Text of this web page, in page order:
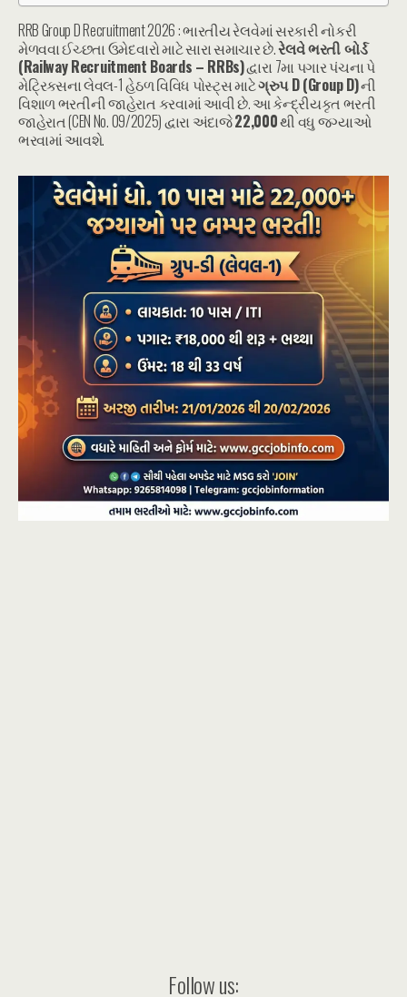
RRB Group D Recruitment 2026 : ભારતીય રેલવેમાં સરકારી નોકરી
મેળવવા ઈચ્છતા ઉમેદવારો માટે સારા સમાચાર છે.રેલવે ભરતી બોર્ડ
(Railway Recruitment Boards – RRBs)દ્વારા 7મા પગાર પંચના પે
મેટ્રિક્સના લેવલ-1 હેઠળ વિવિધ પોસ્ટ્સ માટેગ્રુપ D (Group D)ની
વિશાળ ભરતીની જાહેરાત કરવામાં આવી છે. આ કેન્દ્રીયકૃત ભરતી
જાહેરાત (CEN No. 09/2025) દ્વારા અંદાજે22,000થી વધુ જગ્યાઓ
ભરવામાં આવશે.
Follow us: